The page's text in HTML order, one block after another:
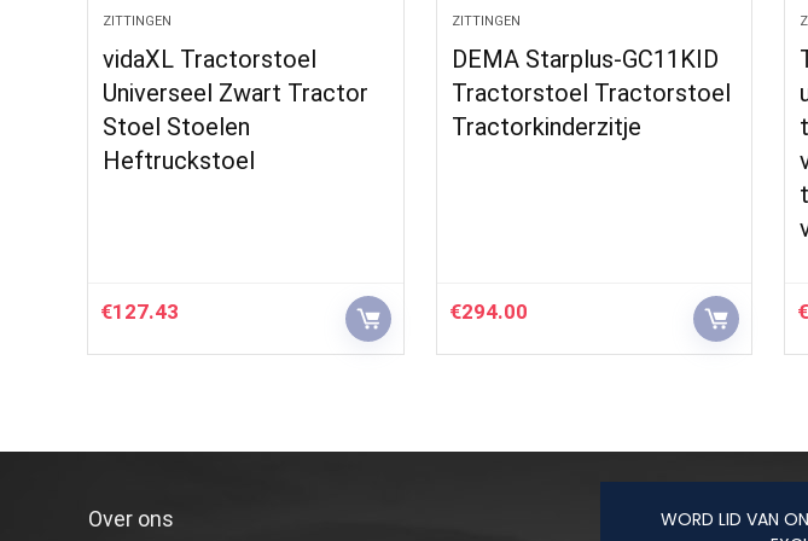
ZITTINGEN
vidaXL Tractorstoel
Universeel Zwart Tractor
Stoel Stoelen
Heftruckstoel
€127.43
ZITTINGEN
DEMA Starplus-GC11KID
Tractorstoel Tractorstoel
Tractorkinderzitje
€294.00 €
Over ons
WORD LID VAN